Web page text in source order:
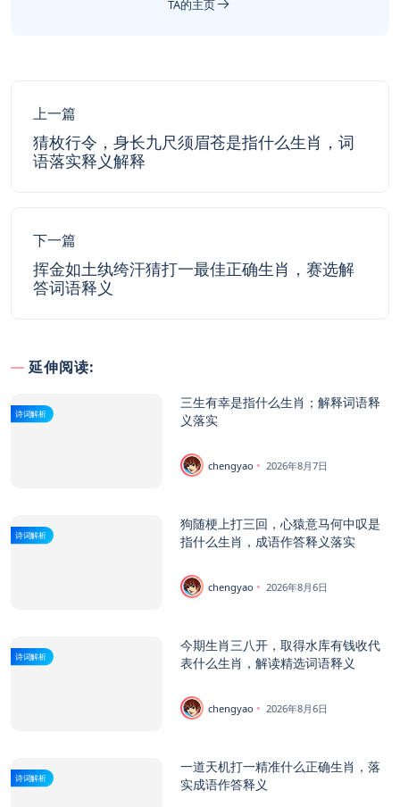
TA的主页
上一篇
猜枚行令，身长九尺须眉苍是指什么生肖，词
语落实释义解释
下一篇
挥金如土纨绔汗猜打一最佳正确生肖，赛选解
答词语释义
延伸阅读:
诗词解析
三生有幸是指什么生肖；解释词语释
义落实
chengyao 2026年8月7日
诗词解析
狗随梗上打三回，心猿意马何中叹是
指什么生肖，成语作答释义落实
chengyao 2026年8月6日
诗词解析
今期生肖三八开，取得水库有钱收代
表什么生肖，解读精选词语释义
chengyao 2026年8月6日
诗词解析
一道天机打一精准什么正确生肖，落
实成语作答释义